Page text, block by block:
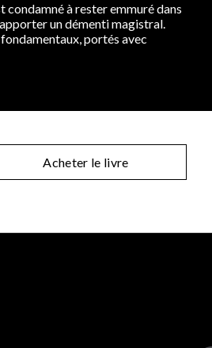
condamné à rester emmuré dans
un démenti magistral.
portés avec
Acheter le livre